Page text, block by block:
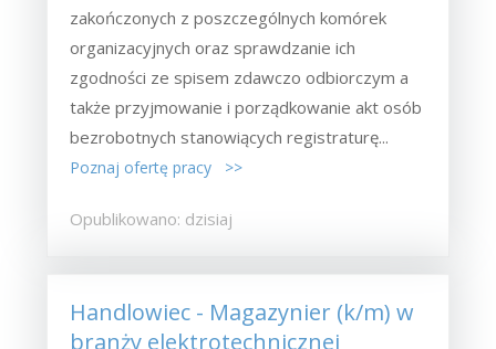
zakończonych z poszczególnych komórek
organizacyjnych oraz sprawdzanie ich
zgodności ze spisem zdawczo odbiorczym a
także przyjmowanie i porządkowanie akt osób
bezrobotnych stanowiących registraturę...
Poznaj ofertę pracy >>
Opublikowano: dzisiaj
Handlowiec - Magazynier (k/m) w
branży elektrotechnicznej